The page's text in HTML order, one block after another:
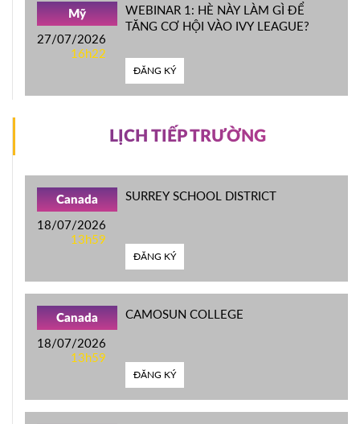
Mỹ
27/07/2026
16h22
WEBINAR 1: HÈ NÀY LÀM GÌ ĐỂ
TĂNG CƠ HỘI VÀO IVY LEAGUE?
ĐĂNG KÝ
LỊCH TIẾP TRƯỜNG
Canada
18/07/2026
13h59
SURREY SCHOOL DISTRICT
ĐĂNG KÝ
Canada
18/07/2026
13h59
CAMOSUN COLLEGE
ĐĂNG KÝ